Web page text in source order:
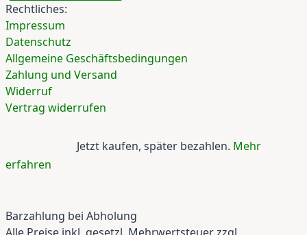
Rechtliches:
Impressum
Datenschutz
Allgemeine Geschäftsbedingungen
Zahlung und Versand
Widerruf
Vertrag widerrufen
Jetzt kaufen, später bezahlen. Mehr
erfahren
Barzahlung bei Abholung